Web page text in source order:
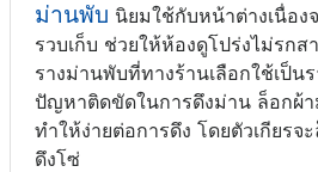
ม่านพับ นิยมใช้กับหน้าต่างเนื่อ
รวบเก็บ ช่วยให้ห้องดูโปร่งไม่รกส
รางม่านพับที่ทางร้านเลือกใช้เป็น
ปัญหาติดขัดในการดึงม่าน ล็อกผ้า
ทำให้ง่ายต่อการดึง โดยตัวเกียรจ
ดึงโซ่